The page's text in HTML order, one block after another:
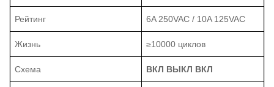
Рейтинг 6A 250VAC / 10A 125VAC
Жизнь ≥10000 циклов
Схема ВКЛ ВЫКЛ ВКЛ